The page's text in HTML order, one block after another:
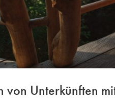
von Unterkünften